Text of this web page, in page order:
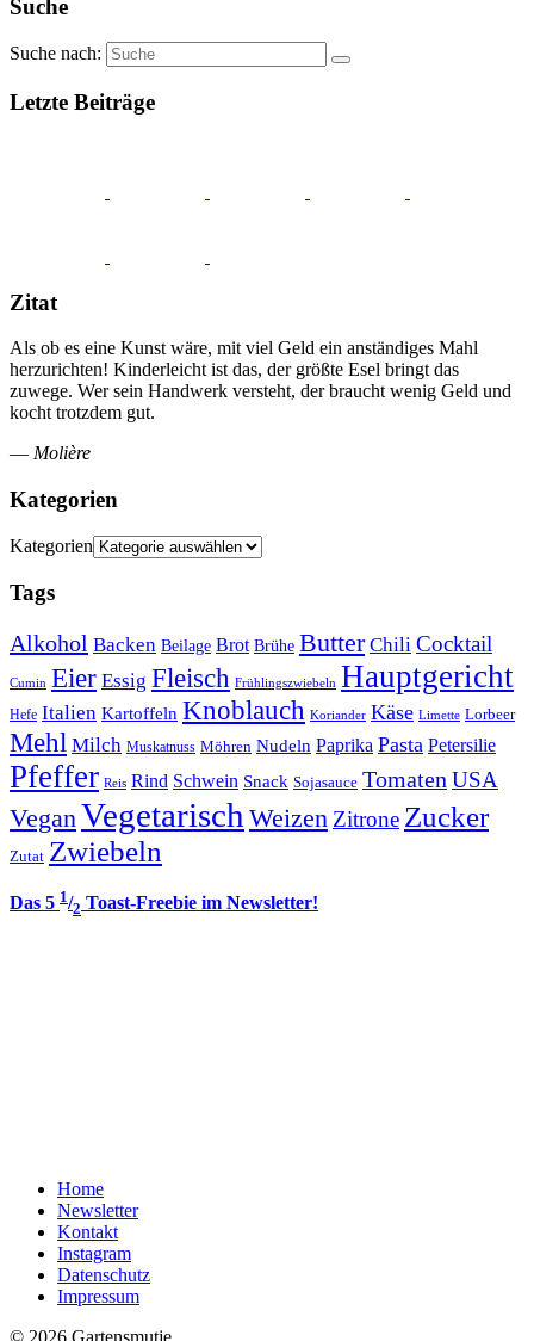
Suche
Suche nach:
Letzte Beiträge
Zitat
Als ob es eine Kunst wäre, mit viel Geld ein anständiges Mahl
herzurichten! Kinderleicht ist das, der größte Esel bringt das
zuwege. Wer sein Handwerk versteht, der braucht wenig Geld und
kocht trotzdem gut.
— Molière
Kategorien
Kategorien
Tags
Alkohol Backen Beilage Brot Brühe Butter Chili Cocktail
Cumin Eier Essig Fleisch Frühlingszwiebeln Hauptgericht
Hefe Italien Kartoffeln Knoblauch Koriander Käse Limette Lorbeer
Mehl Milch Muskatnuss Möhren Nudeln Paprika Pasta Petersilie
Pfeffer Reis Rind Schwein Snack Sojasauce Tomaten USA
VeganVegetarisch Weizen Zitrone Zucker
Zutat Zwiebeln
Das 5 1/2 Toast-Freebie im Newsletter!
Home
Newsletter
Kontakt
Instagram
Datenschutz
Impressum
© 2026 Gartensmutje